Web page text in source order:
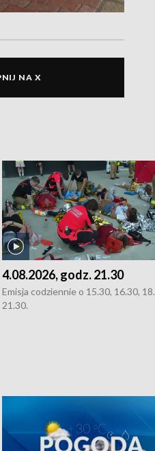
NA X
4.08.2026, godz. 21.30
Emisja codziennie o 15.30, 16.30,
21.30.